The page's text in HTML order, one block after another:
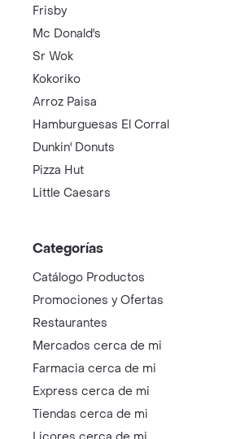
Frisby
Mc Donald's
Sr Wok
Kokoriko
Arroz Paisa
Hamburguesas El Corral
Dunkin' Donuts
Pizza Hut
Little Caesars
Categorías
Catálogo Productos
Promociones y Ofertas
Restaurantes
Mercados cerca de mi
Farmacia cerca de mi
Express cerca de mi
Tiendas cerca de mi